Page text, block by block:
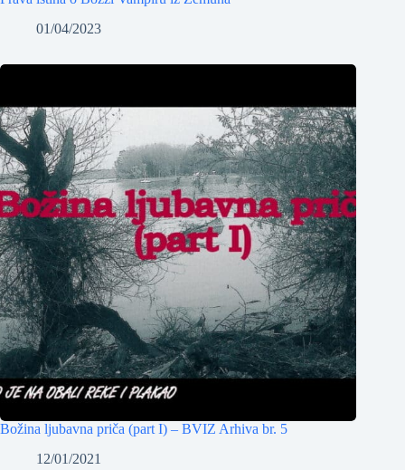
01/04/2023
Božina ljubavna priča (part I) – BVIZ Arhiva br. 5
12/01/2021